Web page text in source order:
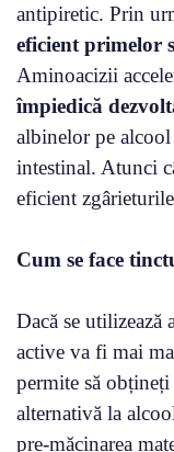
antipiretic. Prin
eficient primelor
Aminoacizii
împiedică
albinelor pe
intestinal. Atunci
eficient
Cum se face
Dacă se utilizează
active va fi mai
permite să
alternativă la
pre-măcinarea